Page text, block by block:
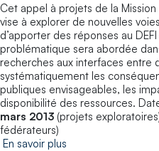
Cet appel à projets de la
vise à explorer de nouvelles
d’apporter des réponses au
problématique sera abordée
recherches aux interfaces entre
systématiquement les
publiques envisageables, les
disponibilité des ressources.
mars 2013 (projets
fédérateurs)
En savoir plus